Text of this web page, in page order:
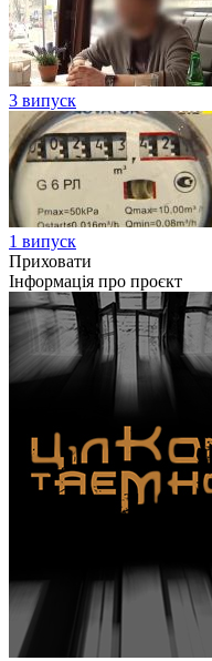
3 випуск
1 випуск
Приховати
Інформація про проєкт